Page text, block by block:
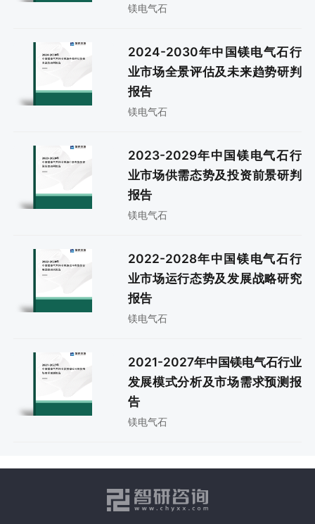
镁电气石
2024-2030年中国镁电气石行
业市场全景评估及未来趋势研判
报告
镁电气石
2023-2029年中国镁电气石行
业市场供需态势及投资前景研判
报告
镁电气石
2022-2028年中国镁电气石行
业市场运行态势及发展战略研究
报告
镁电气石
2021-2027年中国镁电气石行业
发展模式分析及市场需求预测报
告
镁电气石